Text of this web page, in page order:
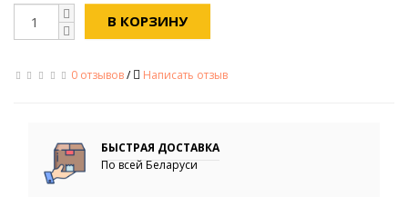
В КОРЗИНУ
0 отзывов/ Написать отзыв
БЫСТРАЯ ДОСТАВКА
По всей Беларуси